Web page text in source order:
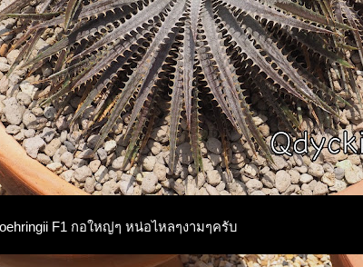
F1 กอใหญ่ๆ หน่อไหลๆงามๆครับ